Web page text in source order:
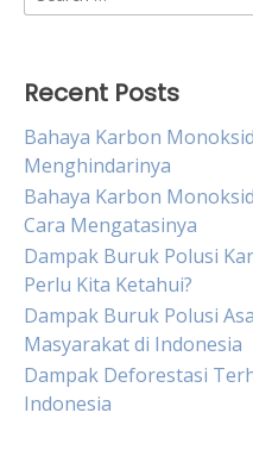
for:
Recent Posts
Bahaya Karbon
Menghindarinya
Bahaya Karbon
Cara Mengatasinya
Dampak Buruk Polusi
Perlu Kita Ketahui?
Dampak Buruk Polusi
Masyarakat di Indonesia
Dampak Deforestasi
Indonesia